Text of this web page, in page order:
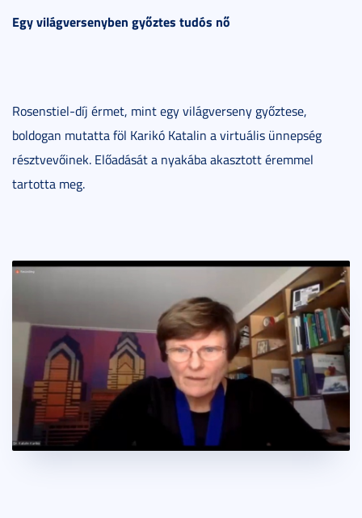
Egy világversenyben győztes tudós nő
Rosenstiel-díj érmet, mint egy világverseny győztese,
boldogan mutatta föl Karikó Katalin a virtuális ünnepség
résztvevőinek. Előadását a nyakába akasztott éremmel
tartotta meg.